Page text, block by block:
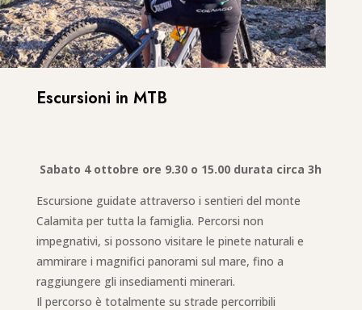
Escursioni in MTB
Sabato 4 ottobre ore 9.30 o 15.00 durata circa 3h
Escursione guidate attraverso i sentieri del monte
Calamita per tutta la famiglia. Percorsi non
impegnativi, si possono visitare le pinete naturali e
ammirare i magnifici panorami sul mare, fino a
raggiungere gli insediamenti minerari.
Il percorso è totalmente su strade percorribili